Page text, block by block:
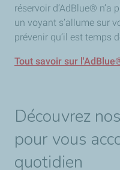
réservoir d’AdBlue® n’a
un voyant s’allume sur
prévenir qu’il est temps
Tout savoir sur
Découvrez
pour vous
quotidien